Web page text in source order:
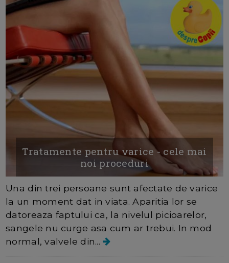
Tratamente pentru varice - cele mai
noi proceduri
Una din trei persoane sunt afectate de varice
la un moment dat in viata. Aparitia lor se
datoreaza faptului ca, la nivelul picioarelor,
sangele nu curge asa cum ar trebui. In mod
normal, valvele din...